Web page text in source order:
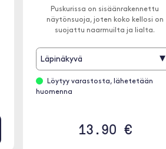
Puskurissa on sisäänrakennettu
näytönsuoja, joten koko kellosi on
suojattu naarmuilta ja lialta.
Läpinäkyvä ▾
Löytyy varastosta, lähetetään
huomenna
13.90 €